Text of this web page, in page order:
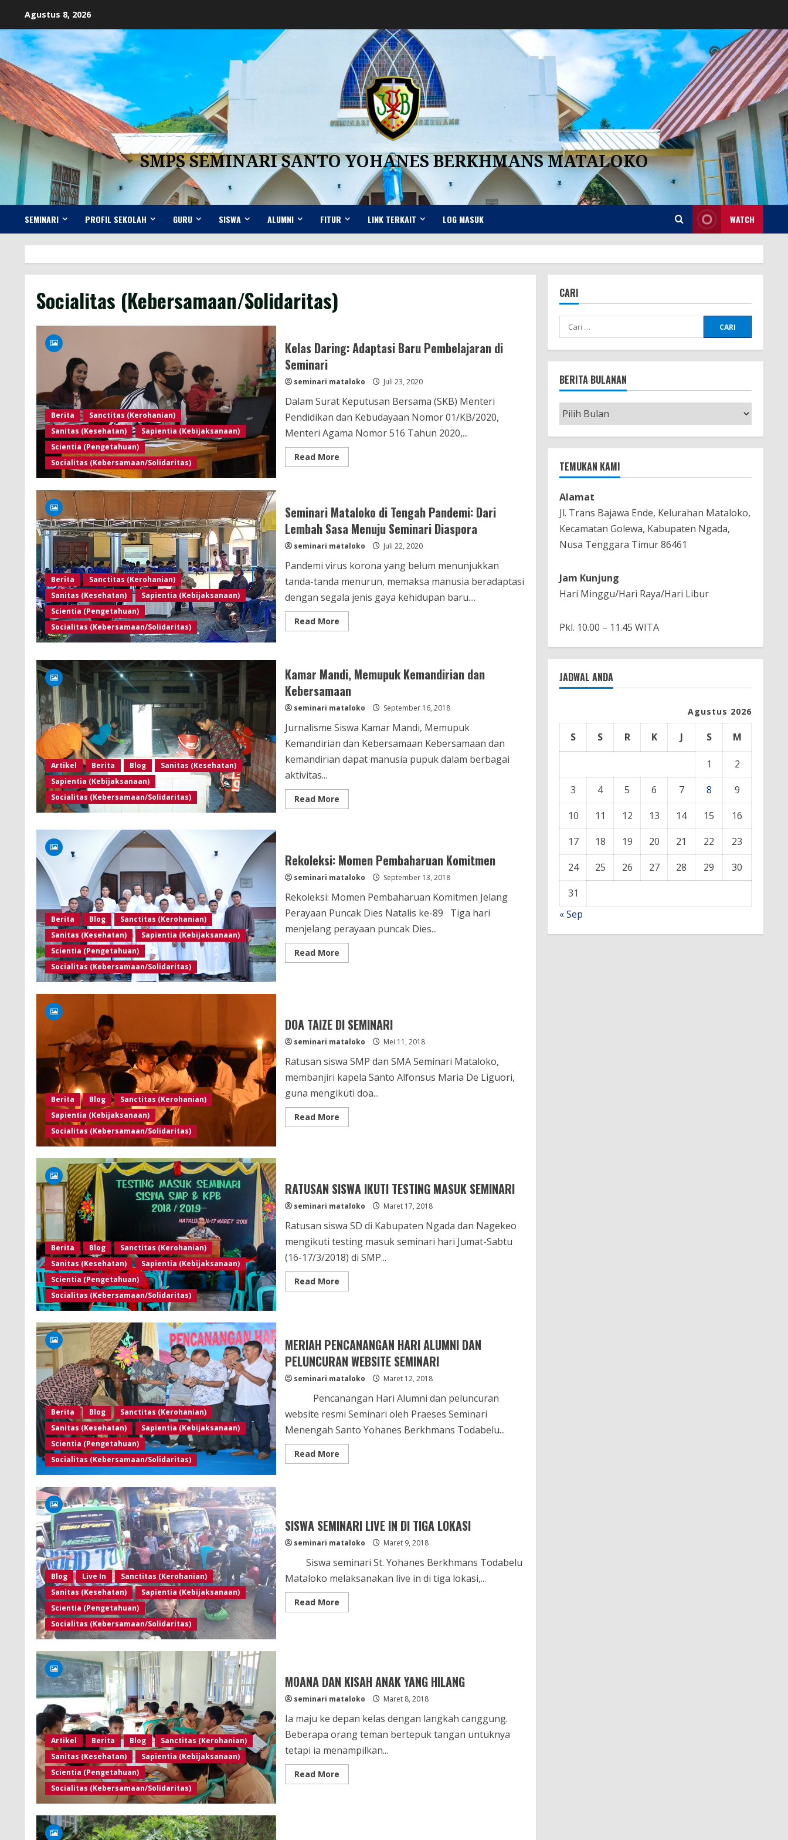
content
Agustus 8, 2026
SMPS SEMINARI SANTO YOHANES BERKHMANS MATALOKO
SEMINARI PROFIL SEKOLAH GURU SISWA ALUMNI FITUR LINK TERKAIT LOG MASUK WATCH
Socialitas (Kebersamaan/Solidaritas)
Berita
Sanctitas (Kerohanian)
Sanitas (Kesehatan)
Sapientia (Kebijaksanaan)
Scientia (Pengetahuan)
Socialitas (Kebersamaan/Solidaritas)
Kelas Daring: Adaptasi Baru Pembelajaran di
Seminari
seminari mataloko Juli 23, 2020
Dalam Surat Keputusan Bersama (SKB) Menteri
Pendidikan dan Kebudayaan Nomor 01/KB/2020,
Menteri Agama Nomor 516 Tahun 2020,...
Read MoreRead
more
Baru
Pembelajaran
Seminari
Berita
Sanctitas (Kerohanian)
Sanitas (Kesehatan)
Sapientia (Kebijaksanaan)
Scientia (Pengetahuan)
Socialitas (Kebersamaan/Solidaritas)
Seminari Mataloko di Tengah Pandemi: Dari
Lembah Sasa Menuju Seminari Diaspora
seminari mataloko Juli 22, 2020
Pandemi virus korona yang belum menunjukkan
tanda-tanda menurun, memaksa manusia beradaptasi
dengan segala jenis gaya kehidupan baru....
Read MoreRead
more
Tengah
Pandemi:
Dari
Lembah
Sasa
Menuju
Diaspora
Artikel Berita Blog
Sanitas (Kesehatan)
Sapientia (Kebijaksanaan)
Socialitas (Kebersamaan/Solidaritas)
Kamar Mandi, Memupuk Kemandirian dan
Kebersamaan
seminari mataloko September 16, 2018
Jurnalisme Siswa Kamar Mandi, Memupuk
Kemandirian dan Kebersamaan Kebersamaan dan
kemandirian dapat manusia pupuk dalam berbagai
aktivitas...
Read MoreRead
more
dan
Kebersamaan
Berita Blog
Sanctitas (Kerohanian)
Sanitas (Kesehatan)
Sapientia (Kebijaksanaan)
Scientia (Pengetahuan)
Socialitas (Kebersamaan/Solidaritas)
Rekoleksi: Momen Pembaharuan Komitmen
seminari mataloko September 13, 2018
Rekoleksi: Momen Pembaharuan Komitmen Jelang
Perayaan Puncak Dies Natalis ke-89 Tiga hari
menjelang perayaan puncak Dies...
Read MoreRead
more
Berita Blog
Sanctitas (Kerohanian)
Sapientia (Kebijaksanaan)
Socialitas (Kebersamaan/Solidaritas)
DOA TAIZE DI SEMINARI
seminari mataloko Mei 11, 2018
Ratusan siswa SMP dan SMA Seminari Mataloko,
membanjiri kapela Santo Alfonsus Maria De Liguori,
guna mengikuti doa...
Read MoreRead
more
Berita Blog
Sanctitas (Kerohanian)
Sanitas (Kesehatan)
Sapientia (Kebijaksanaan)
Scientia (Pengetahuan)
Socialitas (Kebersamaan/Solidaritas)
RATUSAN SISWA IKUTI TESTING MASUK SEMINARI
seminari mataloko Maret 17, 2018
Ratusan siswa SD di Kabupaten Ngada dan Nagekeo
mengikuti testing masuk seminari hari Jumat-Sabtu
(16-17/3/2018) di SMP...
Read MoreRead
more
MASUK
SEMINARI
Berita Blog
Sanctitas (Kerohanian)
Sanitas (Kesehatan)
Sapientia (Kebijaksanaan)
Scientia (Pengetahuan)
Socialitas (Kebersamaan/Solidaritas)
MERIAH PENCANANGAN HARI ALUMNI DAN
PELUNCURAN WEBSITE SEMINARI
seminari mataloko Maret 12, 2018
Pencanangan Hari Alumni dan peluncuran
website resmi Seminari oleh Praeses Seminari
Menengah Santo Yohanes Berkhmans Todabelu...
Read MoreRead
more
PELUNCURAN
WEBSITE
Blog Live In
Sanctitas (Kerohanian)
Sanitas (Kesehatan)
Sapientia (Kebijaksanaan)
Scientia (Pengetahuan)
Socialitas (Kebersamaan/Solidaritas)
SISWA SEMINARI LIVE IN DI TIGA LOKASI
seminari mataloko Maret 9, 2018
Siswa seminari St. Yohanes Berkhmans Todabelu
Mataloko melaksanakan live in di tiga lokasi,...
Read MoreRead
more
LOKASI
Artikel Berita Blog
Sanctitas (Kerohanian)
Sanitas (Kesehatan)
Sapientia (Kebijaksanaan)
Scientia (Pengetahuan)
Socialitas (Kebersamaan/Solidaritas)
MOANA DAN KISAH ANAK YANG HILANG
seminari mataloko Maret 8, 2018
Ia maju ke depan kelas dengan langkah canggung.
Beberapa orang teman bertepuk tangan untuknya
tetapi ia menampilkan...
Read MoreRead
more
CARI
Cari
untuk:
BERITA BULANAN
Berita
Bulanan
TEMUKAN KAMI
Alamat
Jl. Trans Bajawa Ende, Kelurahan Mataloko,
Kecamatan Golewa, Kabupaten Ngada,
Nusa Tenggara Timur 86461
Jam Kunjung
Hari Minggu/Hari Raya/Hari Libur
Pkl. 10.00 – 11.45 WITA
JADWAL ANDA
Agustus 2026
S S R K J S M
1
2
3
4 5 6 7 8
9
10
11 12 13 14 15
16
17
18 19 20 21 22
23
24
25 26 27 28 29
30
31
« Sep